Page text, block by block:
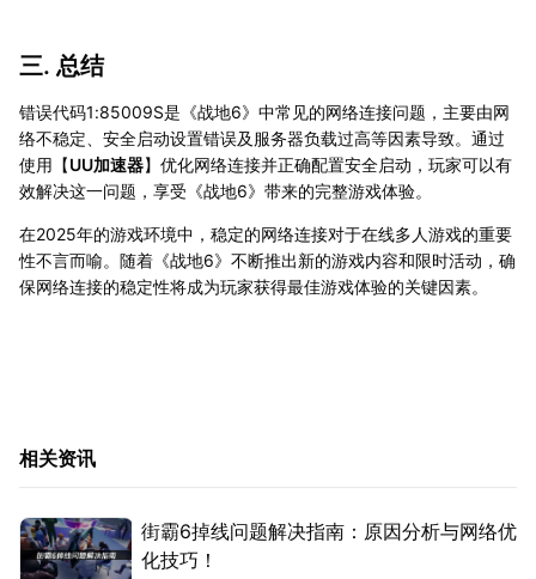
三. 总结
错误代码1:85009S是《战地6》中常见的网络连接问题，主要由网
络不稳定、安全启动设置错误及服务器负载过高等因素导致。通过
使用【UU加速器】优化网络连接并正确配置安全启动，玩家可以有
效解决这一问题，享受《战地6》带来的完整游戏体验。
在2025年的游戏环境中，稳定的网络连接对于在线多人游戏的重要
性不言而喻。随着《战地6》不断推出新的游戏内容和限时活动，确
保网络连接的稳定性将成为玩家获得最佳游戏体验的关键因素。
相关资讯
街霸6掉线问题解决指南：原因分析与网络优
化技巧！